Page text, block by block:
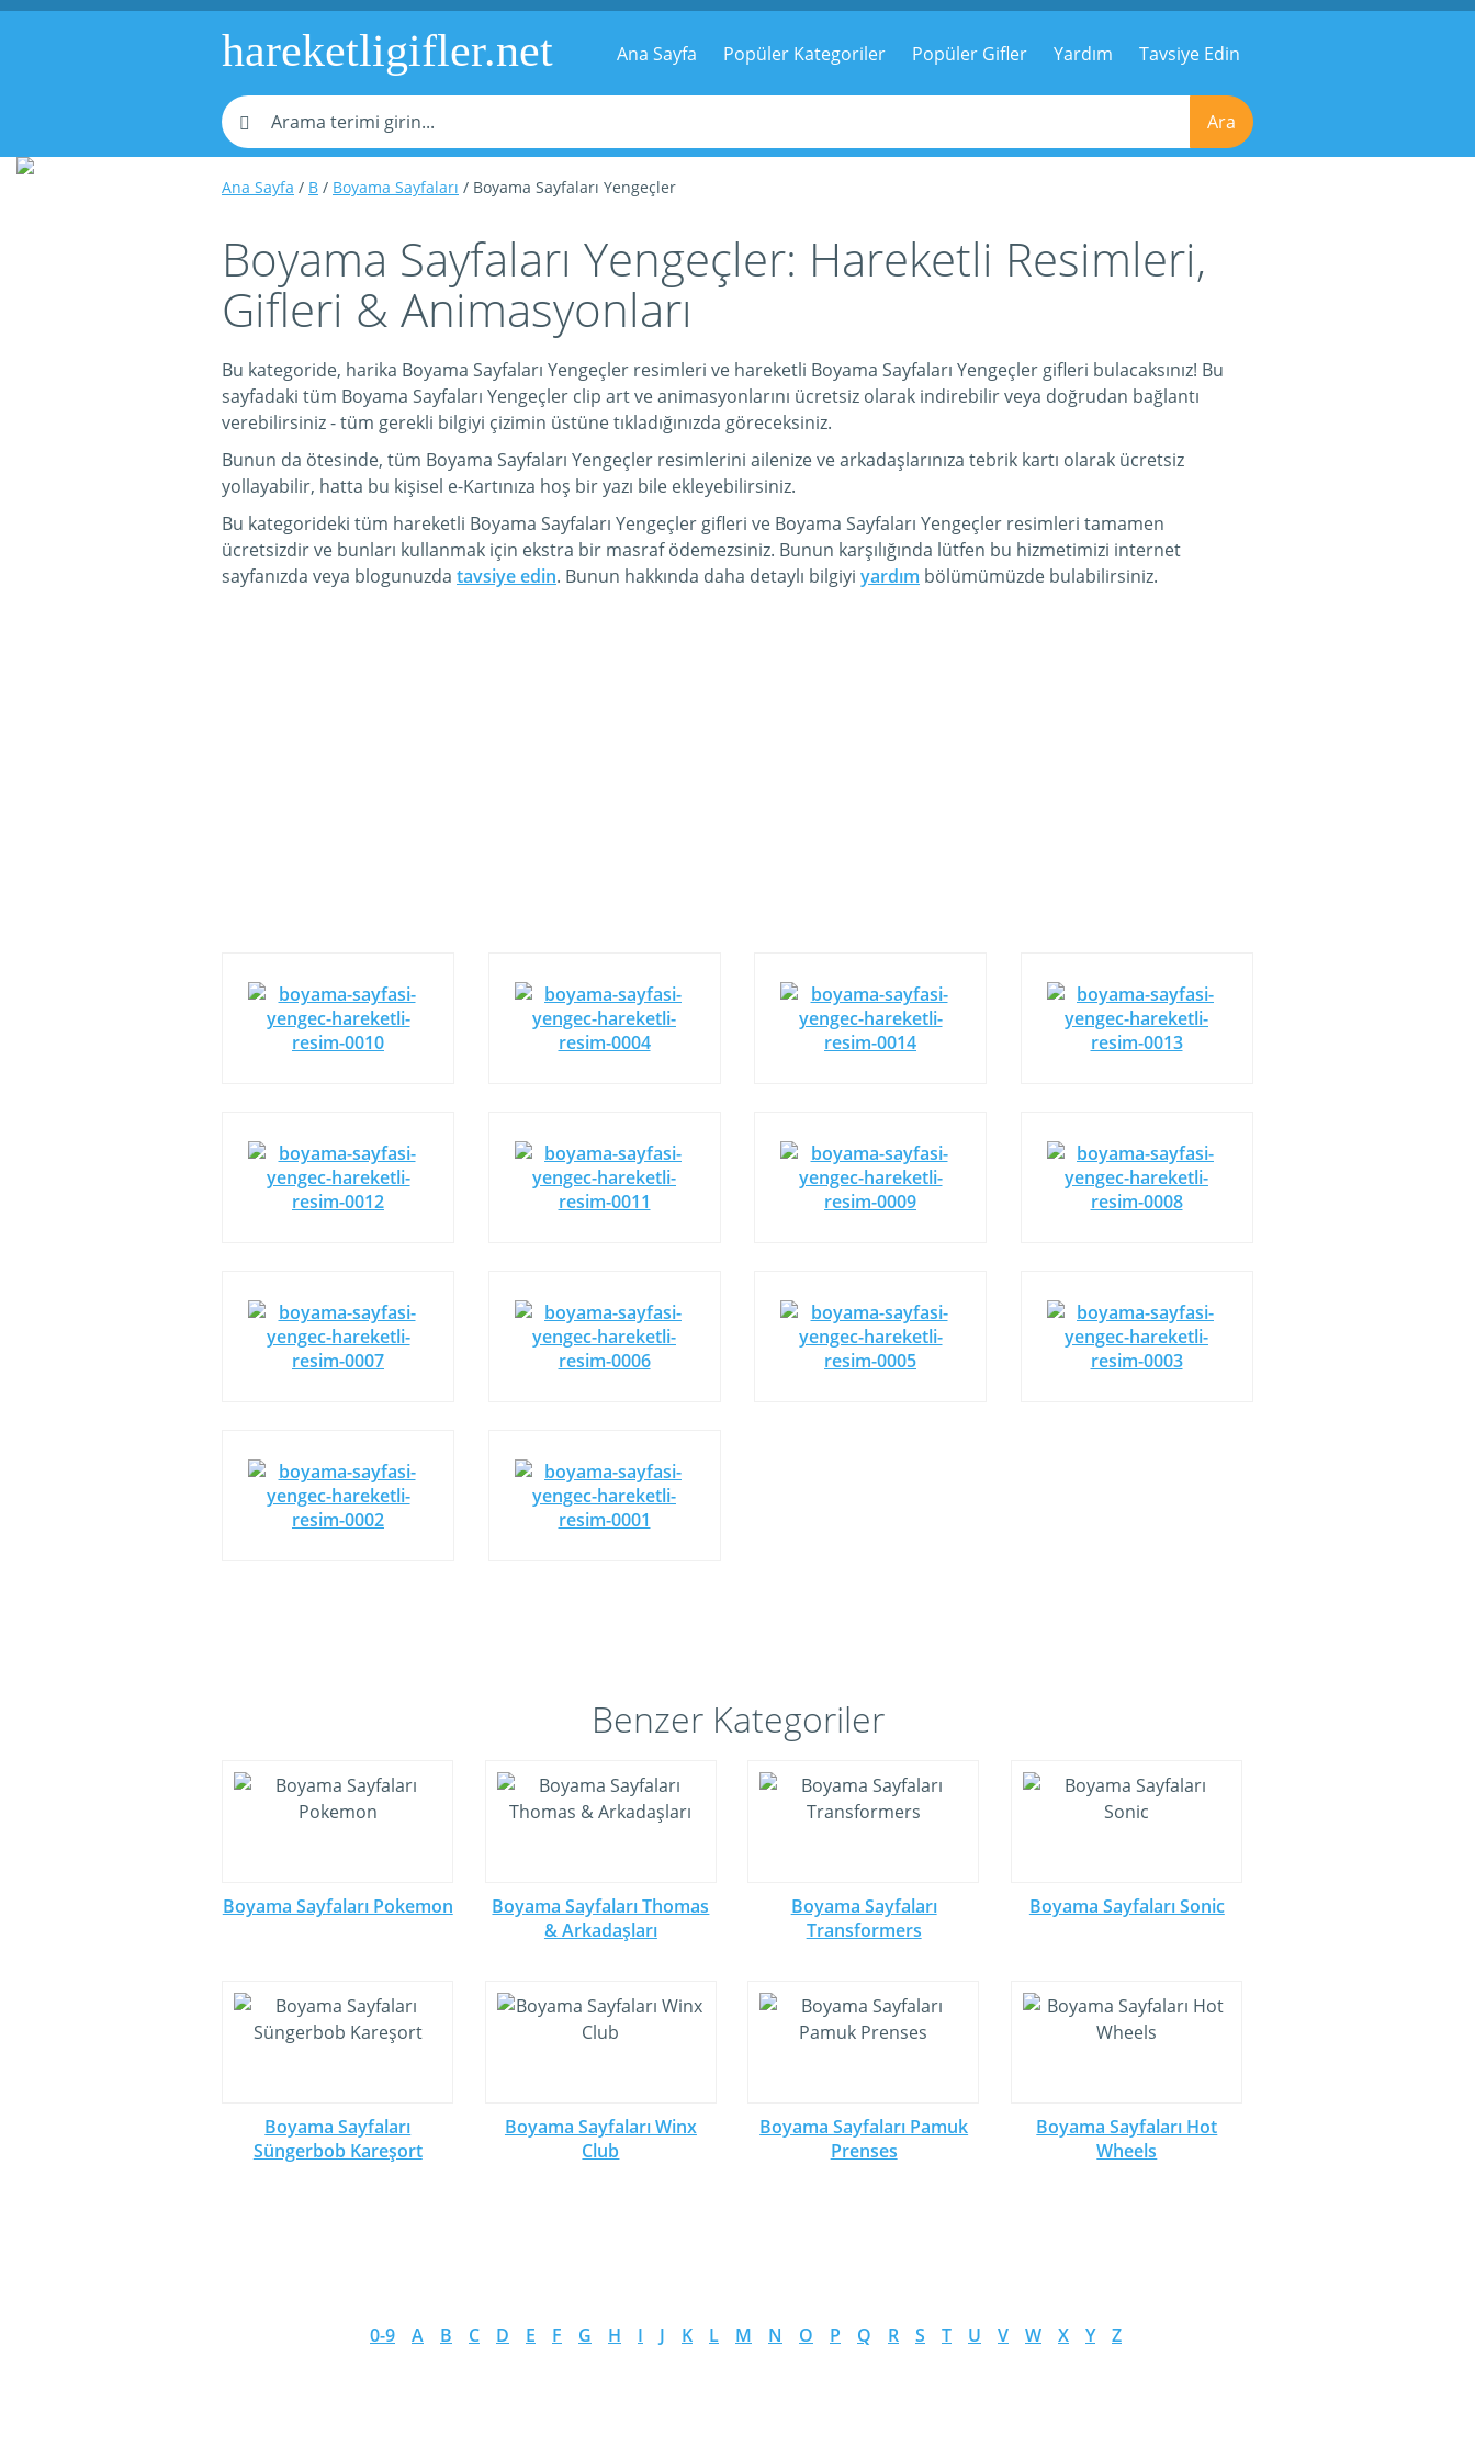
hareketligifler.net Ana Sayfa Popüler Kategoriler Popüler Gifler Yardım Tavsiye Edin
Ara
Ana Sayfa / B / Boyama Sayfaları / Boyama Sayfaları Yengeçler
Boyama Sayfaları Yengeçler: Hareketli Resimleri,
Gifleri & Animasyonları
Bu kategoride, harika Boyama Sayfaları Yengeçler resimleri ve hareketli Boyama Sayfaları Yengeçler gifleri bulacaksınız! Bu
sayfadaki tüm Boyama Sayfaları Yengeçler clip art ve animasyonlarını ücretsiz olarak indirebilir veya doğrudan bağlantı
verebilirsiniz - tüm gerekli bilgiyi çizimin üstüne tıkladığınızda göreceksiniz.
Bunun da ötesinde, tüm Boyama Sayfaları Yengeçler resimlerini ailenize ve arkadaşlarınıza tebrik kartı olarak ücretsiz
yollayabilir, hatta bu kişisel e-Kartınıza hoş bir yazı bile ekleyebilirsiniz.
Bu kategorideki tüm hareketli Boyama Sayfaları Yengeçler gifleri ve Boyama Sayfaları Yengeçler resimleri tamamen
ücretsizdir ve bunları kullanmak için ekstra bir masraf ödemezsiniz. Bunun karşılığında lütfen bu hizmetimizi internet
sayfanızda veya blogunuzda tavsiye edin. Bunun hakkında daha detaylı bilgiyi yardım bölümümüzde bulabilirsiniz.
Benzer Kategoriler
Boyama Sayfaları Pokemon
Boyama Sayfaları Thomas
& Arkadaşları
Boyama Sayfaları
Transformers
Boyama Sayfaları Sonic
Boyama Sayfaları
Süngerbob Kareşort
Boyama Sayfaları Winx
Club
Boyama Sayfaları Pamuk
Prenses
Boyama Sayfaları Hot
Wheels
0-9 A B C D E F G H I J K L M N O P Q R S T U V W X Y Z